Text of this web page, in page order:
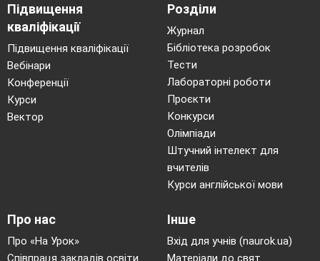
Підвищення
кваліфікації
Підвищення кваліфікації
Вебінари
Конференції
Курси
Вектор
Розділи
Журнал
Бібліотека розробок
Тести
Лабораторні роботи
Проєкти
Конкурси
Олімпіади
Штучний інтелект для
вчителів
Курси англійської мови
Про нас
Про «На Урок»
Співпраця закладів освіти
Інше
Вхід для учнів (naurok.ua)
Матеріали до свят